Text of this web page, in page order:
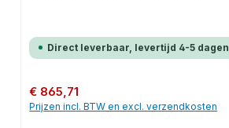
Direct leverbaar, levertijd 4-5 dagen
Normale prijs:
€ 865,71
Prijzen incl. BTW en excl. verzendkosten